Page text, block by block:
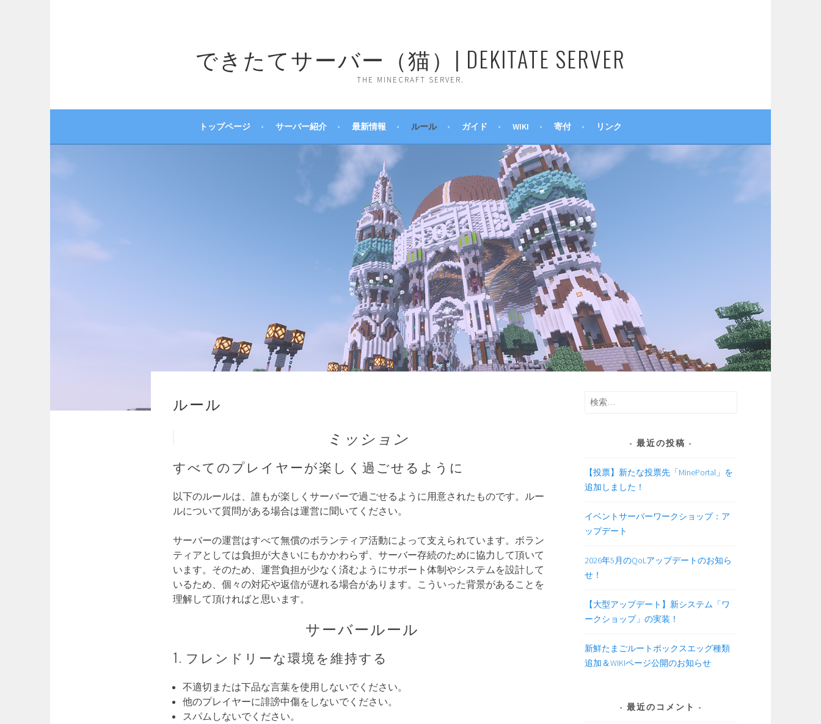
キ
できたてサーバー（猫）| DEKITATE SERVER
THE MINECRAFT SERVER.
トップページ サーバー紹介 最新情報 ルール ガイド WIKI 寄付 リンク
ルール
ミッション
すべてのプレイヤーが楽しく過ごせるように
以下のルールは、誰もが楽しくサーバーで過ごせるように用意されたものです。ルー
ルについて質問がある場合は運営に聞いてください。
サーバーの運営はすべて無償のボランティア活動によって支えられています。ボラン
ティアとしては負担が大きいにもかかわらず、サーバー存続のために協力して頂いて
います。そのため、運営負担が少なく済むようにサポート体制やシステムを設計して
いるため、個々の対応や返信が遅れる場合があります。こういった背景があることを
理解して頂ければと思います。
サーバールール
1. フレンドリーな環境を維持する
不適切または下品な言葉を使用しないでください。
他のプレイヤーに誹謗中傷をしないでください。
スパムしないでください。
検
最近の投稿
【投票】新たな投票先「MinePortal」を
追加しました！
イベントサーバーワークショップ：ア
ップデート
2026年5月のQoLアップデートのお知ら
せ！
【大型アップデート】新システム「ワ
ークショップ」の実装！
新鮮たまごルートボックスエッグ種類
追加＆WIKIページ公開のお知らせ
最近のコメント